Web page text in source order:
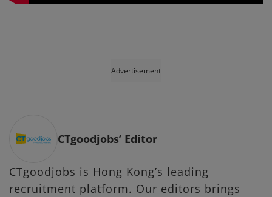
Advertisement
CTgoodjobs’ Editor
CTgoodjobs is Hong Kong’s leading
recruitment platform. Our editors brings